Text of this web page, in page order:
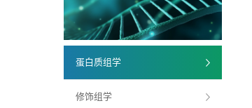
蛋白质组学
修饰组学